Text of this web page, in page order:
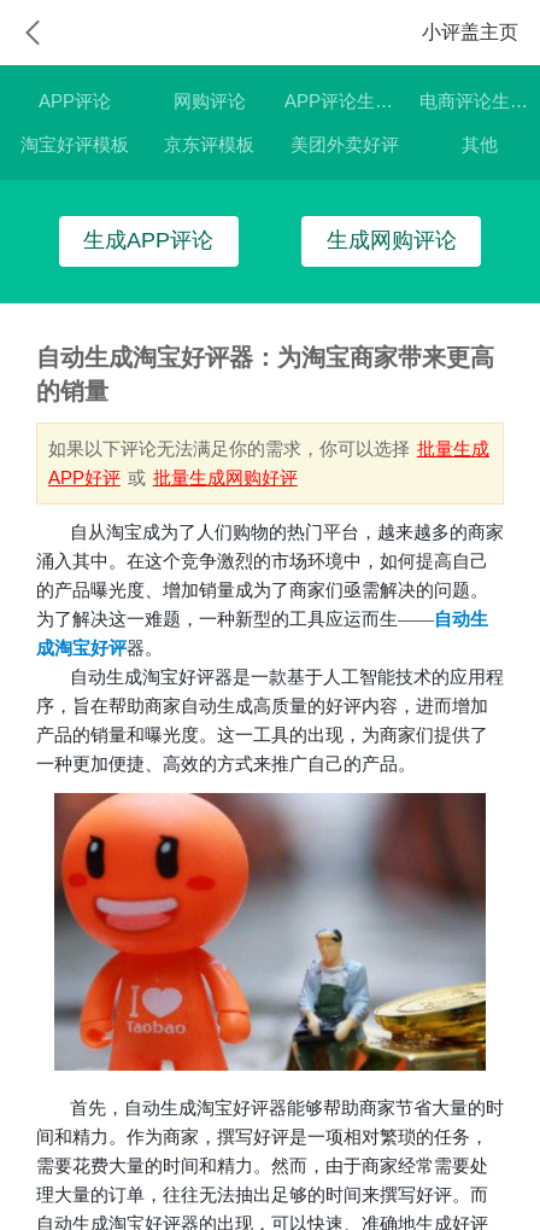
小评盖主页
APP评论 网购评论 APP评论生成器 电商评论生成器
淘宝好评模板 京东评模板 美团外卖好评 其他
生成APP评论 生成网购评论
自动生成淘宝好评器：为淘宝商家带来更高
的销量
如果以下评论无法满足你的需求，你可以选择 批量生成
APP好评 或 批量生成网购好评
自从淘宝成为了人们购物的热门平台，越来越多的商家
涌入其中。在这个竞争激烈的市场环境中，如何提高自己
的产品曝光度、增加销量成为了商家们亟需解决的问题。
为了解决这一难题，一种新型的工具应运而生——自动生
成淘宝好评器。
自动生成淘宝好评器是一款基于人工智能技术的应用程
序，旨在帮助商家自动生成高质量的好评内容，进而增加
产品的销量和曝光度。这一工具的出现，为商家们提供了
一种更加便捷、高效的方式来推广自己的产品。
首先，自动生成淘宝好评器能够帮助商家节省大量的时
间和精力。作为商家，撰写好评是一项相对繁琐的任务，
需要花费大量的时间和精力。然而，由于商家经常需要处
理大量的订单，往往无法抽出足够的时间来撰写好评。而
自动生成淘宝好评器的出现，可以快速、准确地生成好评